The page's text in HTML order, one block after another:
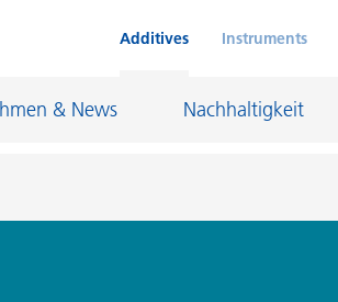
Additives Instruments
& News Nachhaltigkeit